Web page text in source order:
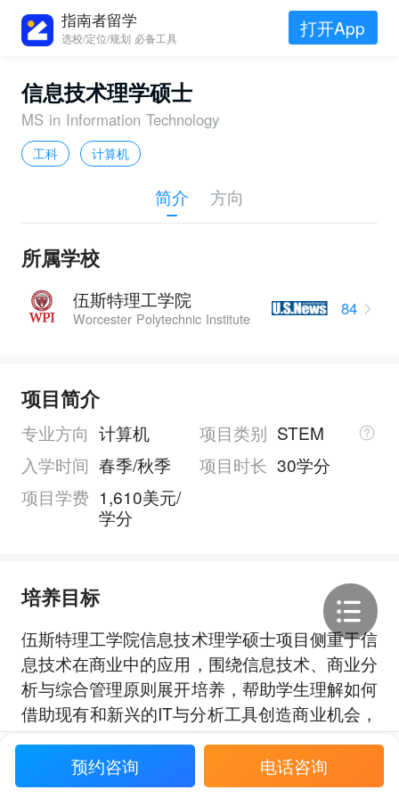
指南者留学
选校/定位/规划 必备工具 打开App
信息技术理学硕士
MS in Information Technology
工科 计算机
简介 方向
所属学校
伍斯特理工学院
Worcester Polytechnic Institute
84
项目简介
专业方向 计算机 项目类别 STEM
入学时间 春季/秋季 项目时长 30学分
项目学费 1,610美元/
学分
培养目标
伍斯特理工学院信息技术理学硕士项目侧重于信
息技术在商业中的应用，围绕信息技术、商业分
析与综合管理原则展开培养，帮助学生理解如何
借助现有和新兴的IT与分析工具创造商业机会，
并将这些信息用于商业应用。
项目还强调让学生成长为能够站在技术与商业创
新前沿、承担领导角色的IT专业人才；同时，通
展开全部
预约咨询 电话咨询